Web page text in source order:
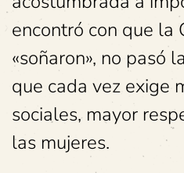
encontró con que la
«soñaron», no pasó
que cada vez exige
sociales, mayor
las mujeres.